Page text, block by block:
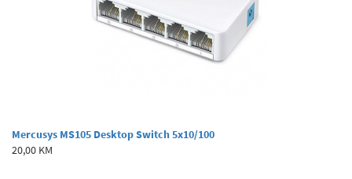
Mercusys MS105 Desktop Switch 5x10/100
20,00 KM